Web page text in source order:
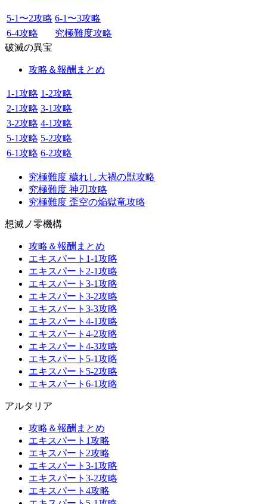
5-1〜2攻略 6-1〜3攻略
6-4攻略
究極難度攻略
破滅の異宝
攻略＆報酬まとめ
1-1攻略 1-2攻略
2-1攻略 3-1攻略
3-2攻略 4-1攻略
5-1攻略 5-2攻略
6-1攻略 6-2攻略
究極難度 穢れし大禍の獣攻略
究極難度 神刃攻略
究極難度 歪空の焔獄竜攻略
想滅ノ零機構
攻略＆報酬まとめ
エキスパート1-1攻略
エキスパート2-1攻略
エキスパート3-1攻略
エキスパート3-2攻略
エキスパート3-3攻略
エキスパート4-1攻略
エキスパート4-2攻略
エキスパート4-3攻略
エキスパート5-1攻略
エキスパート5-2攻略
エキスパート6-1攻略
アルタリア
攻略＆報酬まとめ
エキスパート1攻略
エキスパート2攻略
エキスパート3-1攻略
エキスパート3-2攻略
エキスパート4攻略